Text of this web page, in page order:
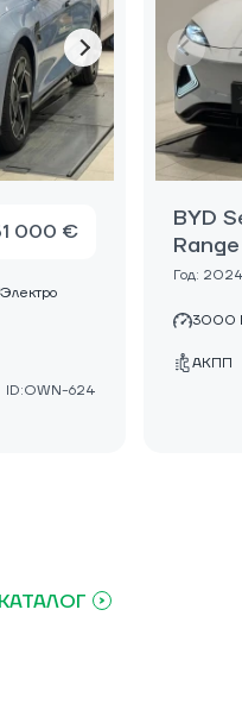
000 €
Электро
ID:OWN-624
BYD
Range
Год:
3000
АКПП